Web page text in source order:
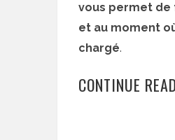
vous permet
et au moment
chargé.
CONTINUE